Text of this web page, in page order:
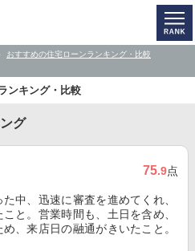
おすすめの住宅ローンランキング・比較
ンキング・比較
グ
75.9点
中、迅速に審査を進めてくれ、
と。営業時間も、土日を含め、
、来店日の融通がきいたこと。